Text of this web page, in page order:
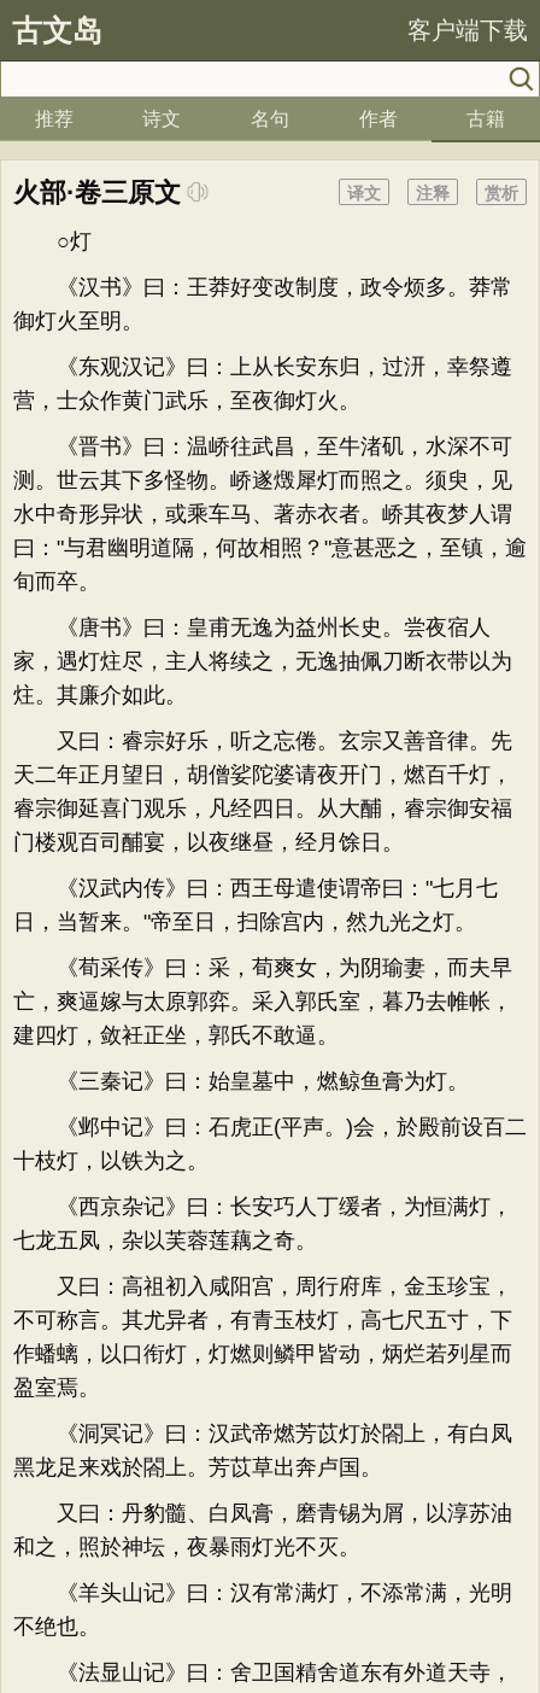
古文岛 客户端下载
推荐 诗文 名句 作者 古籍
火部·卷三原文 赏析
注释
译文
○灯
《汉书》曰：王莽好变改制度，政令烦多。莽常
御灯火至明。
《东观汉记》曰：上从长安东归，过汧，幸祭遵
营，士众作黄门武乐，至夜御灯火。
《晋书》曰：温峤往武昌，至牛渚矶，水深不可
测。世云其下多怪物。峤遂燬犀灯而照之。须臾，见
水中奇形异状，或乘车马、著赤衣者。峤其夜梦人谓
曰："与君幽明道隔，何故相照？"意甚恶之，至镇，逾
旬而卒。
《唐书》曰：皇甫无逸为益州长史。尝夜宿人
家，遇灯炷尽，主人将续之，无逸抽佩刀断衣带以为
炷。其廉介如此。
又曰：睿宗好乐，听之忘倦。玄宗又善音律。先
天二年正月望日，胡僧娑陀婆请夜开门，燃百千灯，
睿宗御延喜门观乐，凡经四日。从大酺，睿宗御安福
门楼观百司酺宴，以夜继昼，经月馀日。
《汉武内传》曰：西王母遣使谓帝曰："七月七
日，当暂来。"帝至日，扫除宫内，然九光之灯。
《荀采传》曰：采，荀爽女，为阴瑜妻，而夫早
亡，爽逼嫁与太原郭弈。采入郭氏室，暮乃去帷帐，
建四灯，敛衽正坐，郭氏不敢逼。
《三秦记》曰：始皇墓中，燃鲸鱼膏为灯。
《邺中记》曰：石虎正(平声。)会，於殿前设百二
十枝灯，以铁为之。
《西京杂记》曰：长安巧人丁缓者，为恒满灯，
七龙五凤，杂以芙蓉莲藕之奇。
又曰：高祖初入咸阳宫，周行府库，金玉珍宝，
不可称言。其尤异者，有青玉枝灯，高七尺五寸，下
作蟠螭，以口衔灯，灯燃则鳞甲皆动，炳烂若列星而
盈室焉。
《洞冥记》曰：汉武帝燃芳苡灯於閤上，有白凤
黑龙足来戏於閤上。芳苡草出奔卢国。
又曰：丹豹髓、白凤膏，磨青锡为屑，以淳苏油
和之，照於神坛，夜暴雨灯光不灭。
《羊头山记》曰：汉有常满灯，不添常满，光明
不绝也。
《法显山记》曰：舍卫国精舍道东有外道天寺，